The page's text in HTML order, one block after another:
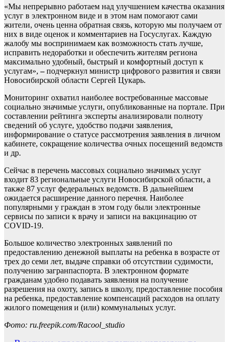
«Мы непрерывно работаем над улучшением качества оказания
услуг в электронном виде и в этом нам помогают сами
жители, очень ценна обратная связь, которую мы получаем от
них в виде оценок и комментариев на Госуслугах. Каждую
жалобу мы воспринимаем как возможность стать лучше,
исправить недоработки и обеспечить жителям региона
максимально удобный, быстрый и комфортный доступ к
услугам»,–подчеркнул министр цифрового развития и связи
Новосибирской области Сергей Цукарь.
Мониторинг охватил наиболее востребованные массовые
социально значимые услуги, опубликованные на портале. При
составлении рейтинга эксперты анализировали полноту
сведений об услуге, удобство подачи заявления,
информирование о статусе рассмотрения заявления в личном
кабинете, сокращение количества очных посещений ведомств
и др.
Сейчас в перечень массовых социально значимых услуг
входит 83 региональные услуги Новосибирской области, а
также 87 услуг федеральных ведомств. В дальнейшем
ожидается расширение данного перечня. Наиболее
популярными у граждан в этом году были электронные
сервисы по записи к врачу и записи на вакцинацию от
COVID-19.
Большое количество электронных заявлений по
предоставлению денежной выплаты на ребенка в возрасте от
трех до семи лет, выдаче справки об отсутствии судимости,
получению загранпаспорта. В электронном формате
гражданам удобно подавать заявления на получение
разрешения на охоту, запись в школу, предоставление пособия
на ребенка, предоставление компенсаций расходов на оплату
жилого помещения и (или) коммунальных услуг.
Фото: ru.freepik.com/Racool_studio